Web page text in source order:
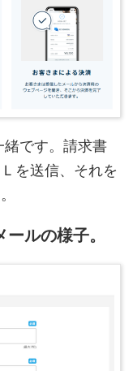
です。請求書
を送信、それを
ルの様子。